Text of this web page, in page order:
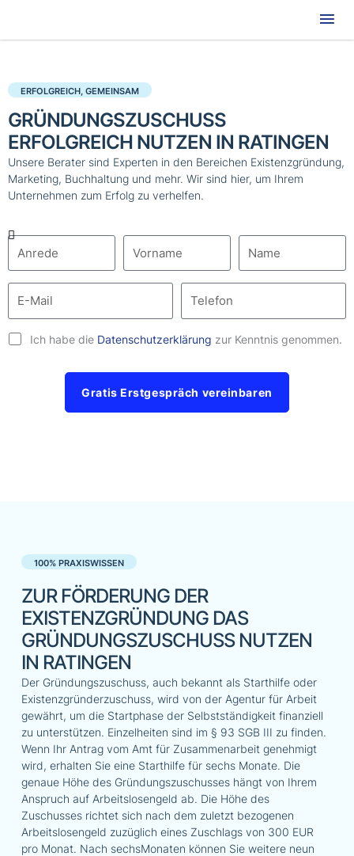
ERFOLGREICH, GEMEINSAM
GRÜNDUNGSZUSCHUSS
ERFOLGREICH NUTZEN IN RATINGEN
Unsere Berater sind Experten in den Bereichen Existenzgründung,
Marketing, Buchhaltung und mehr. Wir sind hier, um Ihrem
Unternehmen zum Erfolg zu verhelfen.
Ich habe die Datenschutzerklärung zur Kenntnis genommen.
Gratis Erstgespräch vereinbaren
100% PRAXISWISSEN
ZUR FÖRDERUNG DER
EXISTENZGRÜNDUNG DAS
GRÜNDUNGSZUSCHUSS NUTZEN
IN RATINGEN
Der Gründungszuschuss, auch bekannt als Starthilfe oder
Existenzgründerzuschuss, wird von der Agentur für Arbeit
gewährt, um die Startphase der Selbstständigkeit finanziell
zu unterstützen. Einzelheiten sind im § 93 SGB III zu finden.
Wenn Ihr Antrag vom Amt für Zusammenarbeit genehmigt
wird, erhalten Sie eine Starthilfe für sechs Monate. Die
genaue Höhe des Gründungszuschusses hängt von Ihrem
Anspruch auf Arbeitslosengeld ab. Die Höhe des
Zuschusses richtet sich nach dem zuletzt bezogenen
Arbeitslosengeld zuzüglich eines Zuschlags von 300 EUR
pro Monat. Nach sechsMonaten können Sie weitere neun